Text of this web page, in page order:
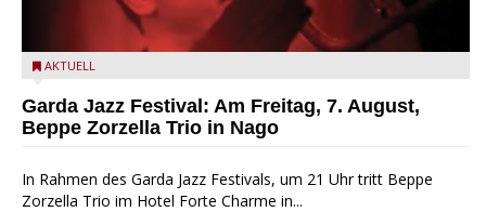
Beppe Zorzella Trio zu Gast beim Garda Jazz Festival
AKTUELL
Garda Jazz Festival: Am Freitag, 7. August,
Beppe Zorzella Trio in Nago
In Rahmen des Garda Jazz Festivals, um 21 Uhr tritt Beppe
Zorzella Trio im Hotel Forte Charme in...